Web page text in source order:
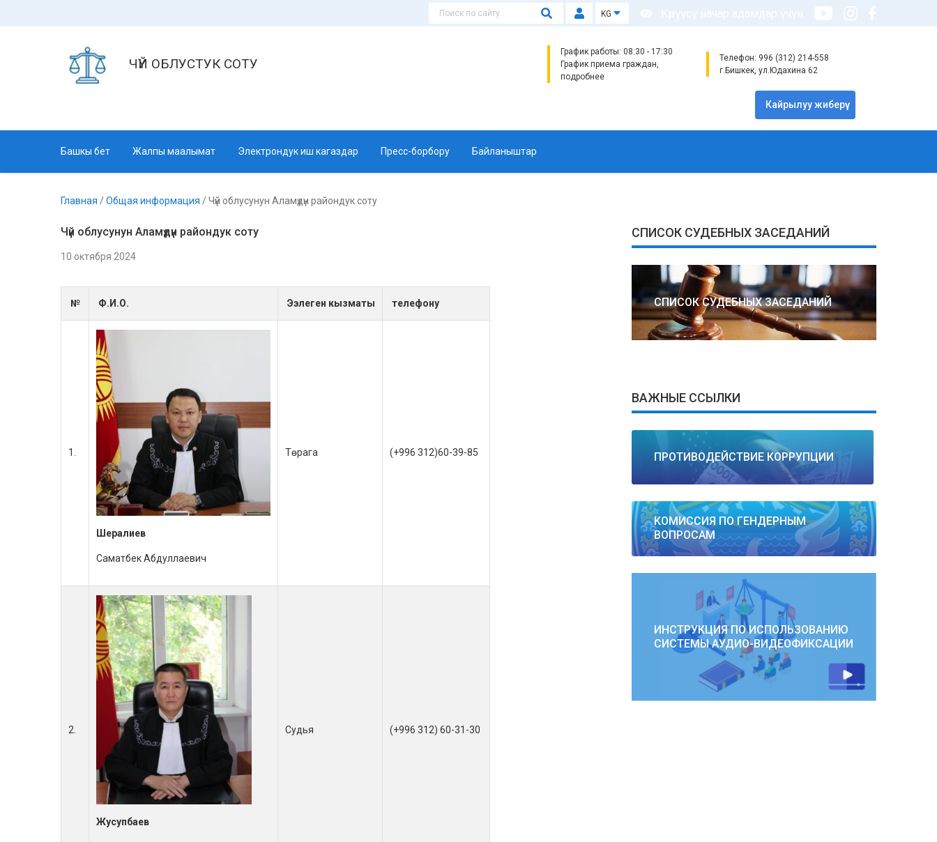
KG
ЧҮЙ ОБЛУСТУК СОТУ
График работы: 08:30 - 17:30
График приема граждан,
подробнее
Телефон: 996 (312) 214-558
г.Бишкек, ул.Юдахина 62
Кайрылуу жиберүү
Башкы бет Жалпы маалымат Электрондук иш кагаздар Пресс-борбору Байланыштар
Главная /Общая информация /Чүй облусунун Аламүдүн райондук соту
Чүй облусунун Аламүдүн райондук соту
10 октября 2024
№ Ф.И.О. Ээлеген кызматы телефону
1.
Шералиев
Саматбек Абдуллаевич
Төрага (+996 312)60-39-85
2.
Жусупбаев
Судья (+996 312) 60-31-30
СПИСОК СУДЕБНЫХ ЗАСЕДАНИЙ
СПИСОК СУДЕБНЫХ ЗАСЕДАНИЙ
ВАЖНЫЕ ССЫЛКИ
ПРОТИВОДЕЙСТВИЕ КОРРУПЦИИ
КОМИССИЯ ПО ГЕНДЕРНЫМ
ВОПРОСАМ
ИНСТРУКЦИЯ ПО ИСПОЛЬЗОВАНИЮ
СИСТЕМЫ АУДИО-ВИДЕОФИКСАЦИИ